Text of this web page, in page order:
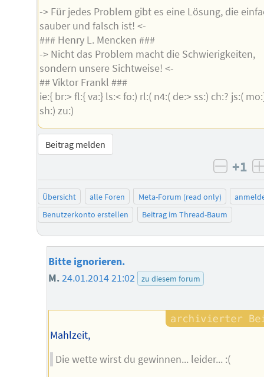
-> Für jedes Problem gibt es eine Lösung, die
sauber und falsch ist! <-
### Henry L. Mencken ###
-> Nicht das Problem macht die Schwierigkeiten,
sondern unsere Sichtweise! <-
## Viktor Frankl ###
ie:{ br:> fl:{ va:} ls:< fo:) rl:( n4:( de:> ss:) ch:? js:(
sh:) zu:)
Beitrag melden
+1
Übersicht alle Foren Meta-Forum (read only)
Benutzerkonto erstellen
Beitrag im Thread-Baum
Bitte ignorieren.
M.24.01.2014 21:02 zu diesem forum
Mahlzeit,
Die wette wirst du gewinnen... leider... :(